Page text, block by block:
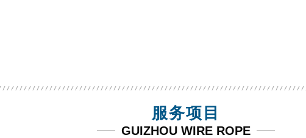
服务项目
GUIZHOU WIRE ROPE